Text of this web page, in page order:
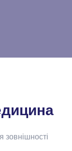
зовнішності